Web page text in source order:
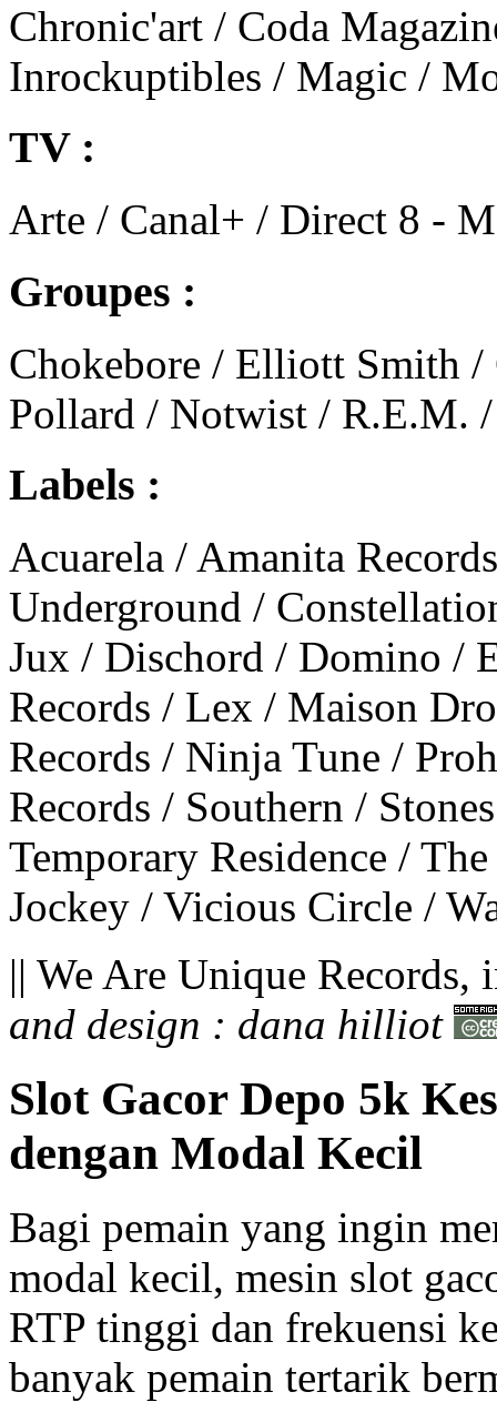
Chronic'art / Coda
Inrockuptibles / Magic /
TV :
Arte / Canal+ / Direct 8 -
Groupes :
Chokebore / Elliott Smith
Pollard / Notwist / R.E.M.
Labels :
Acuarela / Amanita
Underground /
Jux / Dischord / Domino /
Records / Lex / Maison
Records / Ninja Tune /
Records / Southern /
Temporary Residence /
Jockey / Vicious Circle /
|| We Are Unique
and design : dana hilliot
Slot Gacor Depo 5k
dengan Modal Kecil
Bagi pemain yang ingin
modal kecil, mesin slot
RTP tinggi dan frekuensi
banyak pemain tertarik